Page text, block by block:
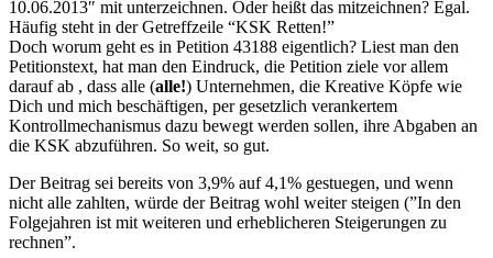
10.06.2013″ mit unterzeichnen. Oder heißt das mitzeichnen? Egal.
Häufig steht in der Getreffzeile “KSK Retten!”
Doch worum geht es in Petition 43188 eigentlich? Liest man den
Petitionstext, hat man den Eindruck, die Petition ziele vor allem
darauf ab , dass alle (alle!) Unternehmen, die Kreative Köpfe wie
Dich und mich beschäftigen, per gesetzlich verankertem
Kontrollmechanismus dazu bewegt werden sollen, ihre Abgaben an
die KSK abzuführen. So weit, so gut.
Der Beitrag sei bereits von 3,9% auf 4,1% gestuegen, und wenn
nicht alle zahlten, würde der Beitrag wohl weiter steigen (”In den
Folgejahren ist mit weiteren und erheblicheren Steigerungen zu
rechnen”.